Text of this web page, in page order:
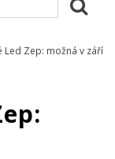
Led Zep: možná v září